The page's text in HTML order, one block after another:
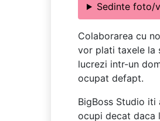
Sedinte foto/
Colaborarea cu
vor plati taxele la
lucrezi intr-un
ocupat defapt.
BigBoss Studio
ocupi decat daca